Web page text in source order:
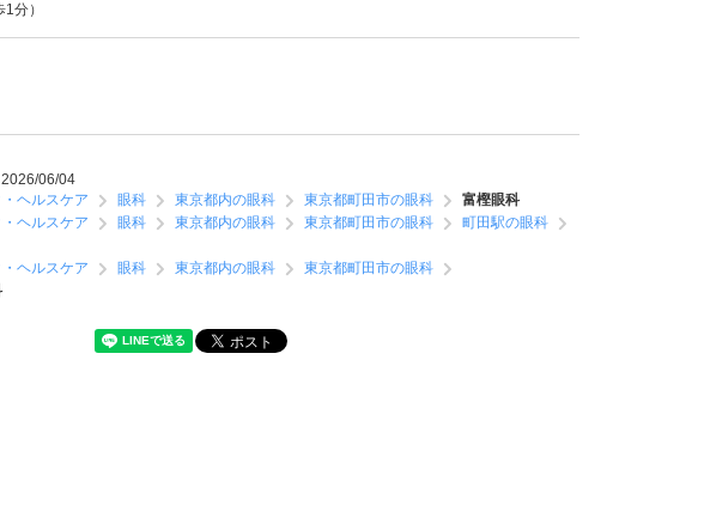
分）
2026/06/04
ヘルスケア 眼科 東京都内の眼科 東京都町田市の眼科
富樫眼科
ヘルスケア 眼科 東京都内の眼科 東京都町田市の眼科
町田駅の眼科
ヘルスケア 眼科 東京都内の眼科
東京都町田市の眼科